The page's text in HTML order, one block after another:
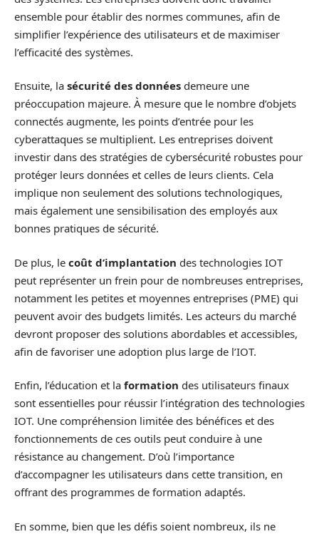
ensemble pour établir des normes communes, afin de
simplifier l’expérience des utilisateurs et de maximiser
l’efficacité des systèmes.
Ensuite, la sécurité des données demeure une
préoccupation majeure. À mesure que le nombre d’objets
connectés augmente, les points d’entrée pour les
cyberattaques se multiplient. Les entreprises doivent
investir dans des stratégies de cybersécurité robustes pour
protéger leurs données et celles de leurs clients. Cela
implique non seulement des solutions technologiques,
mais également une sensibilisation des employés aux
bonnes pratiques de sécurité.
De plus, le coût d’implantation des technologies IOT
peut représenter un frein pour de nombreuses entreprises,
notamment les petites et moyennes entreprises (PME) qui
peuvent avoir des budgets limités. Les acteurs du marché
devront proposer des solutions abordables et accessibles,
afin de favoriser une adoption plus large de l’IOT.
Enfin, l’éducation et la formation des utilisateurs finaux
sont essentielles pour réussir l’intégration des technologies
IOT. Une compréhension limitée des bénéfices et des
fonctionnements de ces outils peut conduire à une
résistance au changement. D’où l’importance
d’accompagner les utilisateurs dans cette transition, en
offrant des programmes de formation adaptés.
En somme, bien que les défis soient nombreux, ils ne